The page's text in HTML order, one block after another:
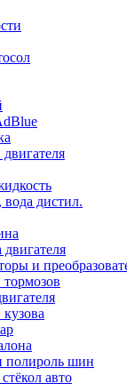
вода дистил.
двигателя
и
полироль шин
авто